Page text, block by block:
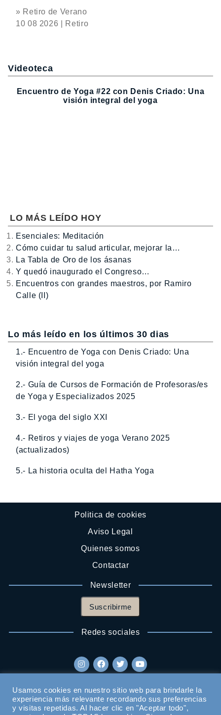
» Retiro de Verano
10 08 2026 | Retiro
Videoteca
Encuentro de Yoga #22 con Denis Criado: Una
visión integral del yoga
LO MÁS LEÍDO HOY
Esenciales: Meditación
Cómo cuidar tu salud articular, mejorar la…
La Tabla de Oro de los ásanas
Y quedó inaugurado el Congreso…
Encuentros con grandes maestros, por Ramiro
Calle (II)
Lo más leído en los últimos 30 dias
1.- Encuentro de Yoga con Denis Criado: Una
visión integral del yoga
2.- Guía de Cursos de Formación de Profesoras/es
de Yoga y Especializados 2025
3.- El yoga del siglo XXI
4.- Retiros y viajes de yoga Verano 2025
(actualizados)
5.- La historia oculta del Hatha Yoga
Politica de cookies
Aviso Legal
Quienes somos
Contactar
Newsletter
Suscribirme
Redes sociales
Usamos cookies en nuestro sitio web para brindarle la
experiencia más relevante recordando sus preferencias
y visitas repetidas. Al hacer clic en "Aceptar todo",